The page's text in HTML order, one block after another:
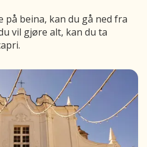
på beina, kan du gå ned fra
vil gjøre alt, kan du ta
.